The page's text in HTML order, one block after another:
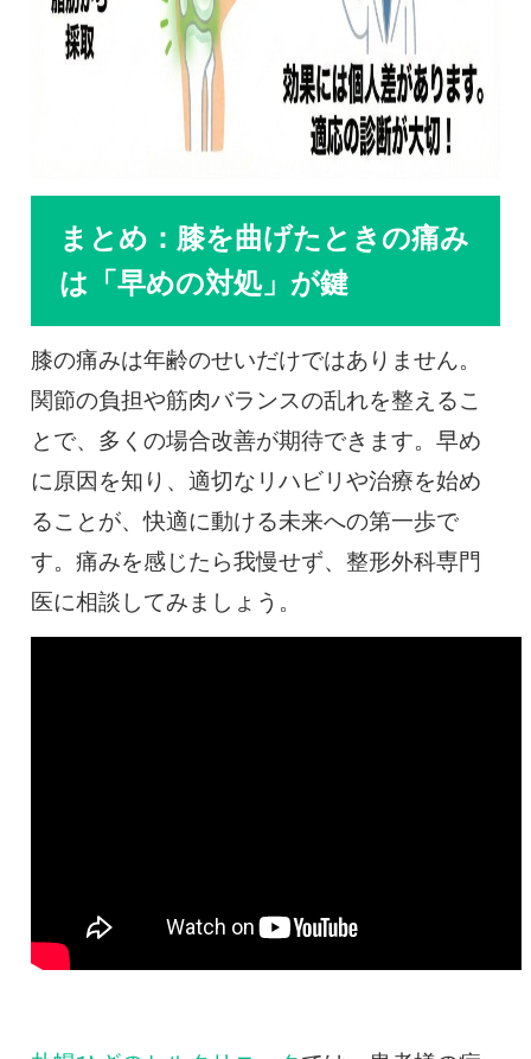
まとめ：膝を曲げたときの痛み
は「早めの対処」が鍵
膝の痛みは年齢のせいだけではありません。
関節の負担や筋肉バランスの乱れを整えるこ
とで、多くの場合改善が期待できます。早め
に原因を知り、適切なリハビリや治療を始め
ることが、快適に動ける未来への第一歩で
す。痛みを感じたら我慢せず、整形外科専門
医に相談してみましょう。